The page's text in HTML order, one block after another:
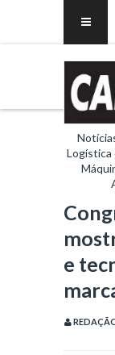
Logística
e